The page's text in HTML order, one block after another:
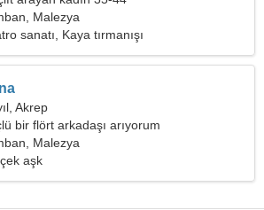
Malezya
sanatı, Kaya tırmanışı
Akrep
bir flört arkadaşı arıyorum
Malezya
aşk